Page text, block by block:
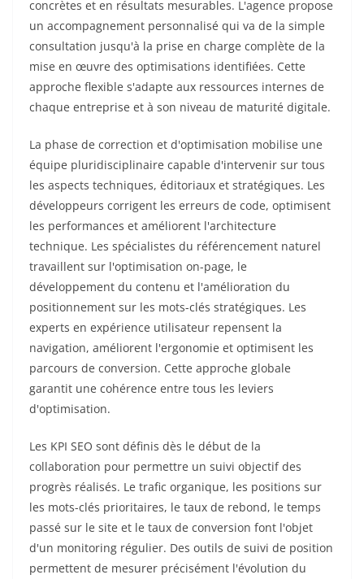
concrètes et en résultats mesurables. L'agence propose
un accompagnement personnalisé qui va de la simple
consultation jusqu'à la prise en charge complète de la
mise en œuvre des optimisations identifiées. Cette
approche flexible s'adapte aux ressources internes de
chaque entreprise et à son niveau de maturité digitale.
La phase de correction et d'optimisation mobilise une
équipe pluridisciplinaire capable d'intervenir sur tous
les aspects techniques, éditoriaux et stratégiques. Les
développeurs corrigent les erreurs de code, optimisent
les performances et améliorent l'architecture
technique. Les spécialistes du référencement naturel
travaillent sur l'optimisation on-page, le
développement du contenu et l'amélioration du
positionnement sur les mots-clés stratégiques. Les
experts en expérience utilisateur repensent la
navigation, améliorent l'ergonomie et optimisent les
parcours de conversion. Cette approche globale
garantit une cohérence entre tous les leviers
d'optimisation.
Les KPI SEO sont définis dès le début de la
collaboration pour permettre un suivi objectif des
progrès réalisés. Le trafic organique, les positions sur
les mots-clés prioritaires, le taux de rebond, le temps
passé sur le site et le taux de conversion font l'objet
d'un monitoring régulier. Des outils de suivi de position
permettent de mesurer précisément l'évolution du